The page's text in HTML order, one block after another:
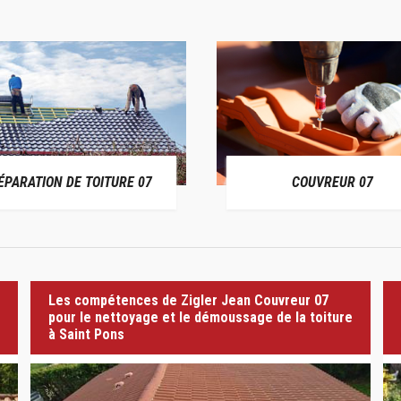
DE TOITURE 07 COUVREUR 07
Les compétences de Zigler Jean Couvreur 07
pour le nettoyage et le démoussage de la toiture
à Saint Pons